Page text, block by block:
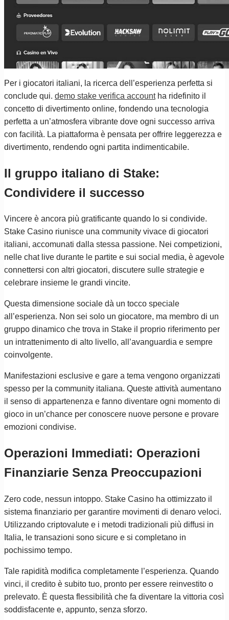
Per i giocatori italiani, la ricerca dell’esperienza perfetta si
conclude qui. demo stake verifica accountha ridefinito il
concetto di divertimento online, fondendo una tecnologia
perfetta a un’atmosfera vibrante dove ogni successo arriva
con facilità. La piattaforma è pensata per offrire leggerezza e
divertimento, rendendo ogni partita indimenticabile.
Il gruppo italiano di Stake:
Condividere il successo
Vincere è ancora più gratificante quando lo si condivide.
Stake Casino riunisce una community vivace di giocatori
italiani, accomunati dalla stessa passione. Nei competizioni,
nelle chat live durante le partite e sui social media, è agevole
connettersi con altri giocatori, discutere sulle strategie e
celebrare insieme le grandi vincite.
Questa dimensione sociale dà un tocco speciale
all’esperienza. Non sei solo un giocatore, ma membro di un
gruppo dinamico che trova in Stake il proprio riferimento per
un intrattenimento di alto livello, all’avanguardia e sempre
coinvolgente.
Manifestazioni esclusive e gare a tema vengono organizzati
spesso per la community italiana. Queste attività aumentano
il senso di appartenenza e fanno diventare ogni momento di
gioco in un’chance per conoscere nuove persone e provare
emozioni condivise.
Operazioni Immediati: Operazioni
Finanziarie Senza Preoccupazioni
Zero code, nessun intoppo. Stake Casino ha ottimizzato il
sistema finanziario per garantire movimenti di denaro veloci.
Utilizzando criptovalute e i metodi tradizionali più diffusi in
Italia, le transazioni sono sicure e si completano in
pochissimo tempo.
Tale rapidità modifica completamente l’esperienza. Quando
vinci, il credito è subito tuo, pronto per essere reinvestito o
prelevato. È questa flessibilità che fa diventare la vittoria così
soddisfacente e, appunto, senza sforzo.